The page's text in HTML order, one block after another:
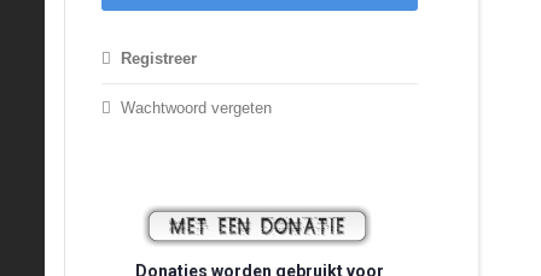
Registreer
Wachtwoord vergeten
Donaties worden gebruikt voor